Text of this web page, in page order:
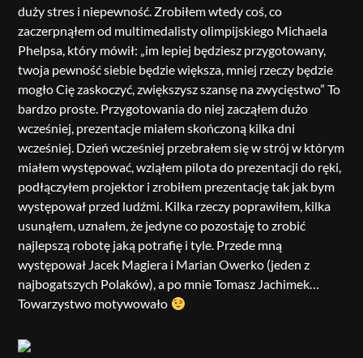
duży stres i niepewność. Zrobiłem wtedy coś, co
zaczerpnąłem od multimedalisty olimpijskiego Michaela
Phelpsa, który mówił: „im lepiej będziesz przygotowany,
twoja pewność siebie będzie większa, mniej rzeczy będzie
mogło Cię zaskoczyć, zwiększysz szansę na zwycięstwo” To
bardzo proste. Przygotowania do niej zacząłem dużo
wcześniej, prezentacje miałem skończoną kilka dni
wcześniej. Dzień wcześniej przebrałem się w strój w którym
miałem występować, wziąłem pilota do prezentacji do ręki,
podłączyłem projektor i zrobiłem prezentację tak jak bym
występował przed ludźmi. Kilka rzeczy poprawiłem, kilka
usunąłem, uznałem, że jedyne co pozostaję to zrobić
najlepszą robotę jaką potrafię i tyle. Przede mną
występował Jacek Magiera i Marian Owerko (jeden z
najbogatszych Polaków), a po mnie Tomasz Jachimek…
Towarzystwo motywowało